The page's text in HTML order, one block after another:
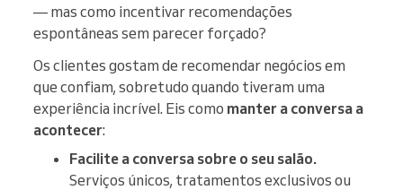
— mas como incentivar recomendações
espontâneas sem parecer forçado?
Os clientes gostam de recomendar negócios em
que confiam, sobretudo quando tiveram uma
experiência incrível. Eis como manter a conversa a
acontecer:
Facilite a conversa sobre o seu salão.
Serviços únicos, tratamentos exclusivos ou